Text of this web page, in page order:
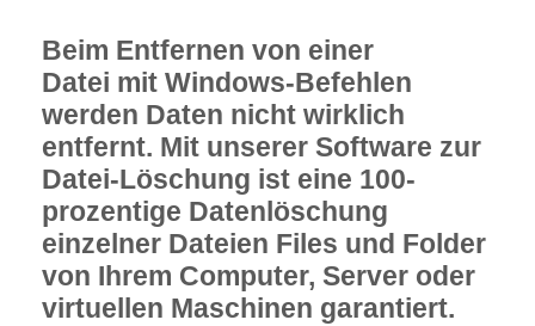
Beim Entfernen von einer
Datei mit Windows-Befehlen
werden Daten nicht wirklich
entfernt. Mit unserer Software zur
Datei-Löschung ist eine 100-
prozentige Datenlöschung
einzelner Dateien Files und Folder
von Ihrem Computer, Server oder
virtuellen Maschinen garantiert.